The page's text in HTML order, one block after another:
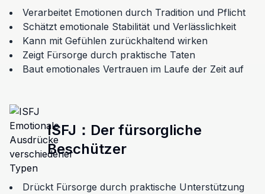
Verarbeitet Emotionen durch Tradition und Pflicht
Schätzt emotionale Stabilität und Verlässlichkeit
Kann mit Gefühlen zurückhaltend wirken
Zeigt Fürsorge durch praktische Taten
Baut emotionales Vertrauen im Laufe der Zeit auf
ISFJ ： Der fürsorgliche
Beschützer
Drückt Fürsorge durch praktische Unterstützung